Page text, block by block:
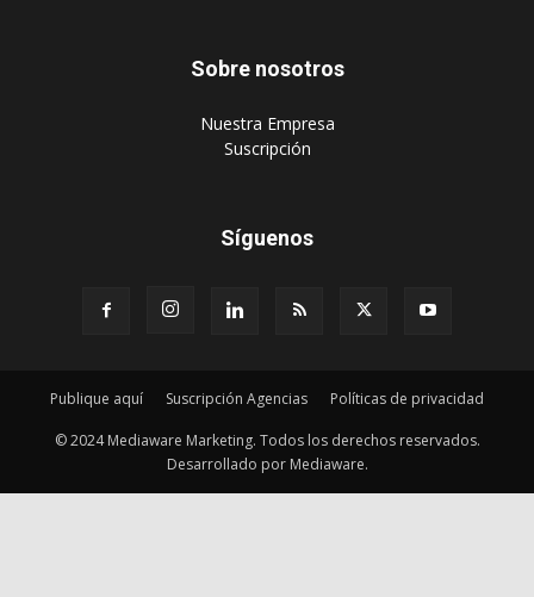
Sobre nosotros
‎Nuestra Empresa
‎Suscripción
Síguenos
Publique aquí Suscripción Agencias Políticas de privacidad
© 2024 Mediaware Marketing. Todos los derechos reservados.
Desarrollado por Mediaware.